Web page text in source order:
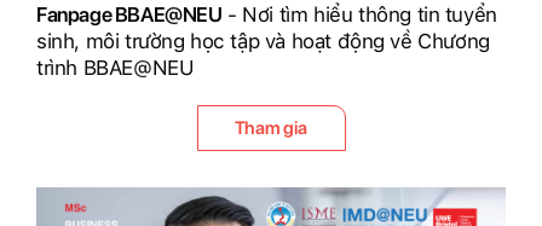
Fanpage BBAE@NEU - Nơi tìm hiểu thông tin tuyển
sinh, môi trường học tập và hoạt động về Chương
trình BBAE@NEU
Tham gia